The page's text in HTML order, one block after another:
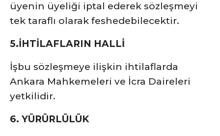
üyenin üyeliği iptal ederek sözleşmeyi
tek taraflı olarak feshedebilecektir.
5.İHTİLAFLARIN HALLİ
İşbu sözleşmeye ilişkin ihtilaflarda
Ankara Mahkemeleri ve İcra Daireleri
yetkilidir.
6. YÜRÜRLÜLÜK